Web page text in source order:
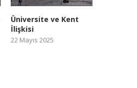
Üniversite ve Kent
İlişkisi
22 Mayıs 2025